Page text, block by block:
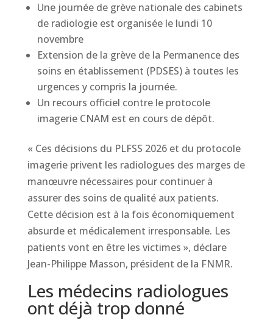
Une journée de grève nationale des cabinets
de radiologie est organisée le lundi 10
novembre
Extension de la grève de la Permanence des
soins en établissement (PDSES) à toutes les
urgences y compris la journée.
Un recours officiel contre le protocole
imagerie CNAM est en cours de dépôt.
« Ces décisions du PLFSS 2026 et du protocole
imagerie privent les radiologues des marges de
manœuvre nécessaires pour continuer à
assurer des soins de qualité aux patients.
Cette décision est à la fois économiquement
absurde et médicalement irresponsable. Les
patients vont en être les victimes », déclare
Jean-Philippe Masson, président de la FNMR.
Les médecins radiologues
ont déjà trop donné